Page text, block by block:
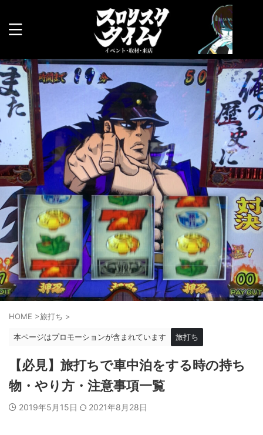
HOME >旅打ち >
本ページはプロモーションが含まれています 旅打ち
【必見】旅打ちで車中泊をする時の持ち
物・やり方・注意事項一覧
2019年5月15日 2021年8月28日